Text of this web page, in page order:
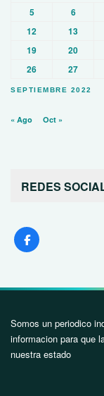
SEPTIEMBRE 2022
5
6
12
13
19
20
26
27
« Ago Oct »
REDES
Somos un periodico
informacion para que
nuestra estado